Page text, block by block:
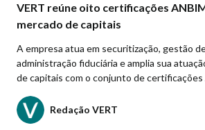
VERT reúne oito certificações
mercado de capitais
A empresa atua em securitização, gestão
administração fiduciária e amplia sua
de capitais com o conjunto de
Redação VERT